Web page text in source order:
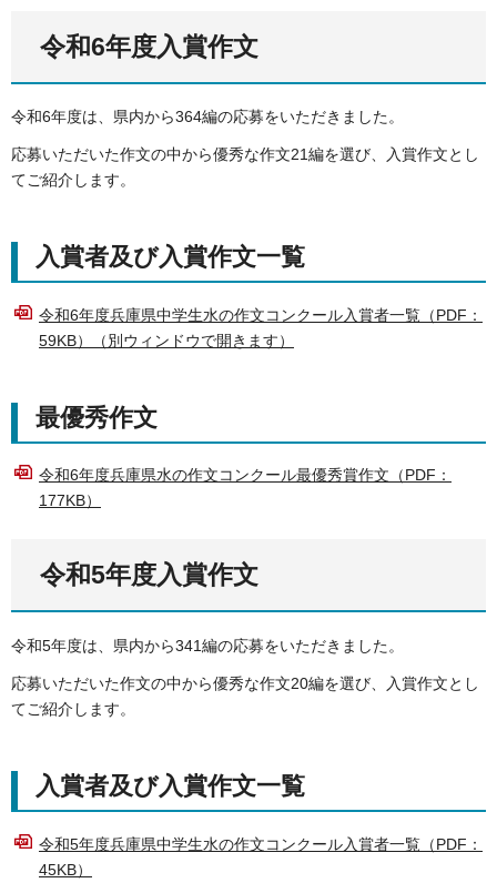
令和6年度入賞作文
令和6年度は、県内から364編の応募をいただきました。
応募いただいた作文の中から優秀な作文21編を選び、入賞作文とし
てご紹介します。
入賞者及び入賞作文一覧
令和6年度兵庫県中学生水の作文コンクール入賞者一覧（PDF：
59KB）（別ウィンドウで開きます）
最優秀作文
令和6年度兵庫県水の作文コンクール最優秀賞作文（PDF：
177KB）
令和5年度入賞作文
令和5年度は、県内から341編の応募をいただきました。
応募いただいた作文の中から優秀な作文20編を選び、入賞作文とし
てご紹介します。
入賞者及び入賞作文一覧
令和5年度兵庫県中学生水の作文コンクール入賞者一覧（PDF：
45KB）